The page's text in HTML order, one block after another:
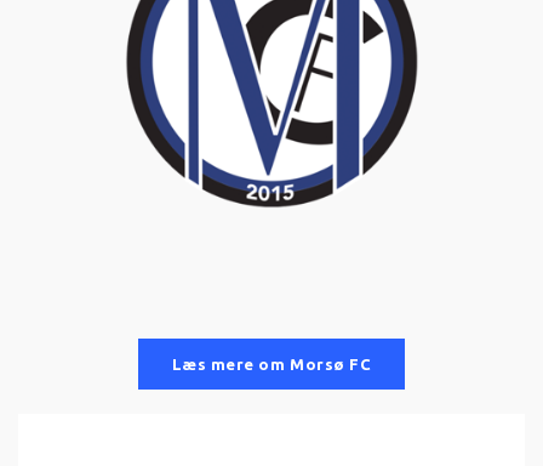
Læs mere om Morsø FC